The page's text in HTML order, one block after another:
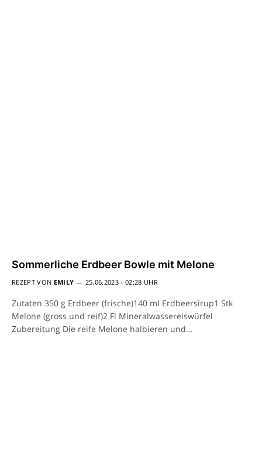
Sommerliche Erdbeer Bowle mit Melone
REZEPT VON EMILY 25.06.2023 - 02:28 UHR
Zutaten 350 g Erdbeer (frische)140 ml Erdbeersirup1 Stk
Melone (gross und reif)2 Fl Mineralwassereiswürfel
Zubereitung Die reife Melone halbieren und…